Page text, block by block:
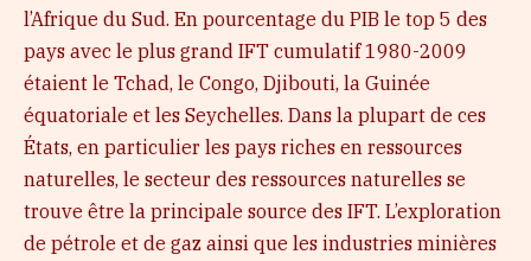
l’Afrique du Sud. En pourcentage du PIB le top 5 des
pays avec le plus grand IFT cumulatif 1980-2009
étaient le Tchad, le Congo, Djibouti, la Guinée
équatoriale et les Seychelles. Dans la plupart de ces
États, en particulier les pays riches en ressources
naturelles, le secteur des ressources naturelles se
trouve être la principale source des IFT. L’exploration
de pétrole et de gaz ainsi que les industries minières